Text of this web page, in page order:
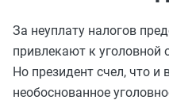
За неуплату налогов
привлекают к уголовной
Но президент счел, что
необоснованное